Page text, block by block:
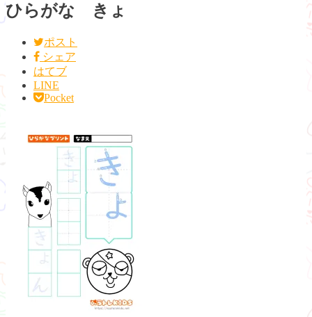
ひらがな きょ
ポスト
シェア
はてブ
LINE
Pocket